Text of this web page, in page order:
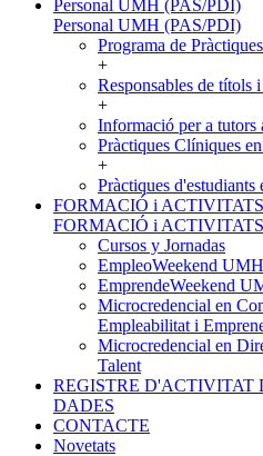
Personal UMH (PAS/PDI)
Personal UMH (PAS/PDI)
Programa de
+
Responsables de títols
+
Informació per a tutors
Pràctiques Clíniques
+
Pràctiques
FORMACIÓ i ACTIVITATS
FORMACIÓ i ACTIVITATS
Cursos y Jornadas
EmpleoWeekend UMH
EmprendeWeekend
Microcredencial en
Empleabilitat i
Microcredencial en
Talent
REGISTRE D'ACTIVITAT
DADES
CONTACTE
Novetats